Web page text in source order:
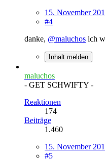
15. November
#4
danke, @maluchos ich
Inhalt melden
maluchos
- GET SCHWIFTY -
Reaktionen
174
Beiträge
1.460
15. November
#5